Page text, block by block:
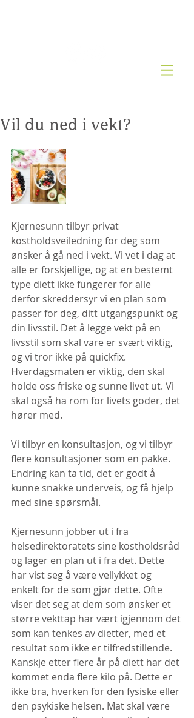
Vil du ned i vekt?
Kjernesunn tilbyr privat
kostholdsveiledning for deg som
ønsker å gå ned i vekt. Vi vet i dag at
alle er forskjellige, og at en bestemt
type diett ikke fungerer for alle
derfor skreddersyr vi en plan som
passer for deg, ditt utgangspunkt og
din livsstil. Det å legge vekt på en
livsstil som skal vare er svært viktig,
og vi tror ikke på quickfix.
Hverdagsmaten er viktig, den skal
holde oss friske og sunne livet ut. Vi
skal også ha rom for livets goder, det
hører med.
Vi tilbyr en konsultasjon, og vi tilbyr
flere konsultasjoner som en pakke.
Endring kan ta tid, det er godt å
kunne snakke underveis, og få hjelp
med sine spørsmål.
Kjernesunn jobber ut i fra
helsedirektoratets sine kostholdsråd
og lager en plan ut i fra det. Dette
har vist seg å være vellykket og
enkelt for de som gjør dette. Ofte
viser det seg at dem som ønsker et
større vekttap har vært igjennom det
som kan tenkes av dietter, med et
resultat som ikke er tilfredstillende.
Kanskje etter flere år på diett har det
kommet enda flere kilo på. Dette er
ikke bra, hverken for den fysiske eller
den psykiske helsen. Mat skal være